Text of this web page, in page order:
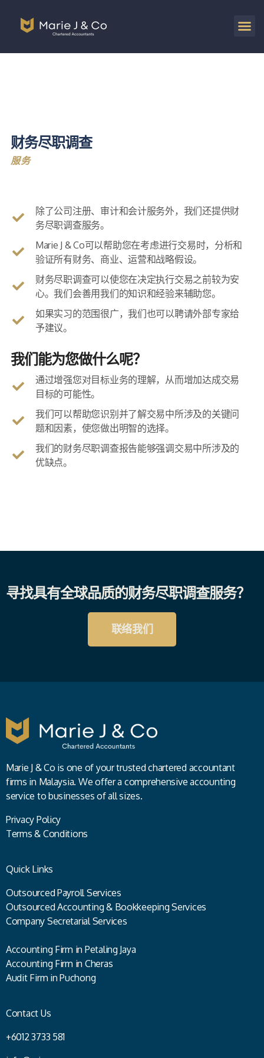
财务尽职调查
服务
除了公司注册、审计和会计服务外，我们还提供财
务尽职调查服务。
Marie J & Co可以帮助您在考虑进行交易时，分析和
验证所有财务、商业、运营和战略假设。
财务尽职调查可以使您在决定执行交易之前较为安
心。我们会善用我们的知识和经验来辅助您。
如果实习的范围很广，我们也可以聘请外部专家给
予建议。
我们能为您做什么呢？
通过增强您对目标业务的理解，从而增加达成交易
目标的可能性。
我们可以帮助您识别并了解交易中所涉及的关键问
题和因素，使您做出明智的选择。
我们的财务尽职调查报告能够强调交易中所涉及的
优缺点。
寻找具有全球品质的财务尽职调查服务？
联络我们
Marie J & Co is one of your trusted chartered accountant
firms in Malaysia. We offer a comprehensive accounting
service to businesses of all sizes.
Privacy Policy
Terms & Conditions
Quick Links
Outsourced Payroll Services
Outsourced Accounting & Bookkeeping Services
Company Secretarial Services
Accounting Firm in Petaling Jaya
Accounting Firm in Cheras
Audit Firm in Puchong
Contact Us
+6012 3733 581